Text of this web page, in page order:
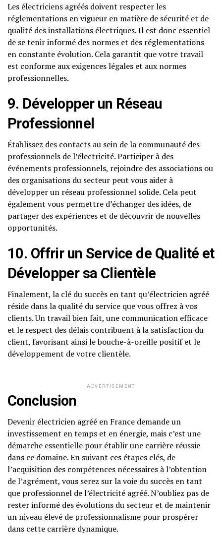
Les électriciens agréés doivent respecter les
réglementations en vigueur en matière de sécurité et de
qualité des installations électriques. Il est donc essentiel
de se tenir informé des normes et des réglementations
en constante évolution. Cela garantit que votre travail
est conforme aux exigences légales et aux normes
professionnelles.
9. Développer un Réseau
Professionnel
Établissez des contacts au sein de la communauté des
professionnels de l’électricité. Participer à des
événements professionnels, rejoindre des associations ou
des organisations du secteur peut vous aider à
développer un réseau professionnel solide. Cela peut
également vous permettre d’échanger des idées, de
partager des expériences et de découvrir de nouvelles
opportunités.
10. Offrir un Service de Qualité et
Développer sa Clientèle
Finalement, la clé du succès en tant qu’électricien agréé
réside dans la qualité du service que vous offrez à vos
clients. Un travail bien fait, une communication efficace
et le respect des délais contribuent à la satisfaction du
client, favorisant ainsi le bouche-à-oreille positif et le
développement de votre clientèle.
ADVERTISEMENT
Conclusion
Devenir électricien agréé en France demande un
investissement en temps et en énergie, mais c’est une
démarche essentielle pour établir une carrière réussie
dans ce domaine. En suivant ces étapes clés, de
l’acquisition des compétences nécessaires à l’obtention
de l’agrément, vous serez sur la voie du succès en tant
que professionnel de l’électricité agréé. N’oubliez pas de
rester informé des évolutions du secteur et de maintenir
un niveau élevé de professionnalisme pour prospérer
dans cette carrière dynamique.